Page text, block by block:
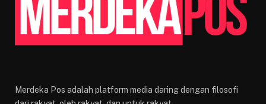
Merdeka Pos adalah platform media daring dengan filosofi